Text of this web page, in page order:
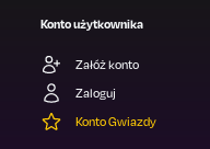
Konto użytkownika
Załóż konto
Zaloguj
Konto Gwiazdy